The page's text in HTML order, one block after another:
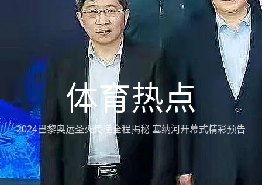
体育热点
2024巴黎奥运圣火传递全程揭秘 塞纳河开幕式精彩预告